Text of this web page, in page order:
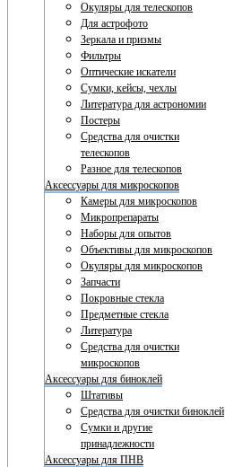
Окуляры для телескопов
Для астрофото
Зеркала и призмы
Фильтры
Оптические искатели
Сумки, кейсы, чехлы
Литература для астрономии
Постеры
Средства для очистки
телескопов
Разное для телескопов
Аксессуары для микроскопов
Камеры для микроскопов
Микропрепараты
Наборы для опытов
Объективы для микроскопов
Окуляры для микроскопов
Запчасти
Покровные стекла
Предметные стекла
Литература
Средства для очистки
микроскопов
Аксессуары для биноклей
Штативы
Средства для очистки биноклей
Сумки и другие
принадлежности
Аксессуары для ПНВ